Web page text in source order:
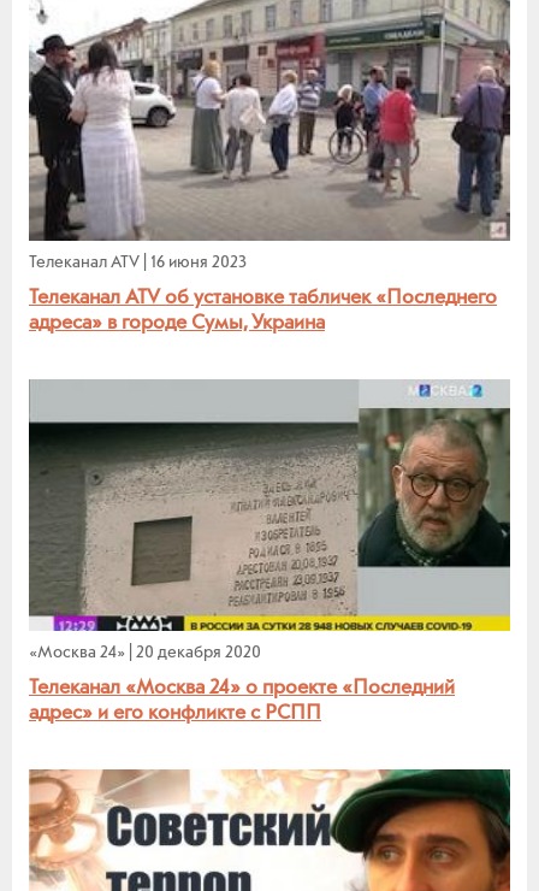
Телеканал ATV 16 июня 2023
Телеканал ATV об установке табличек «Последнего
адреса» в городе Сумы, Украина
«Москва 24» 20 декабря 2020
Телеканал «Москва 24» о проекте «Последний
адрес» и его конфликте с РСПП